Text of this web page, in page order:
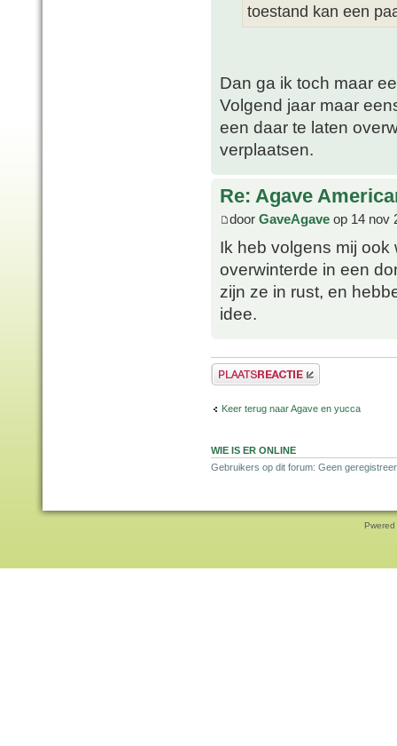
toestand kan een
Dan ga ik toch maar
Volgend jaar maar
een daar te laten
verplaatsen.
Re: Agave
door GaveAgave op 14 nov
Ik heb volgens mij
overwinterde in een
zijn ze in rust, en
idee.
Plaats een reactie
Keer terug naar Agave en yucca
WIE IS ER ONLINE
Gebruikers op dit forum: Geen